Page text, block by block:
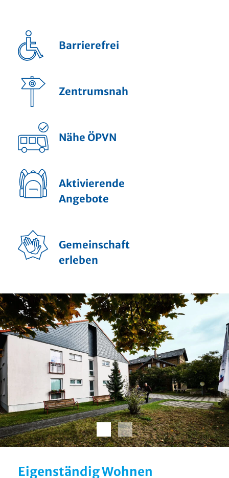
Barrierefrei
Zentrumsnah
Nähe ÖPVN
Aktivierende
Angebote
Gemeinschaft
erleben
Eigenständig Wohnen